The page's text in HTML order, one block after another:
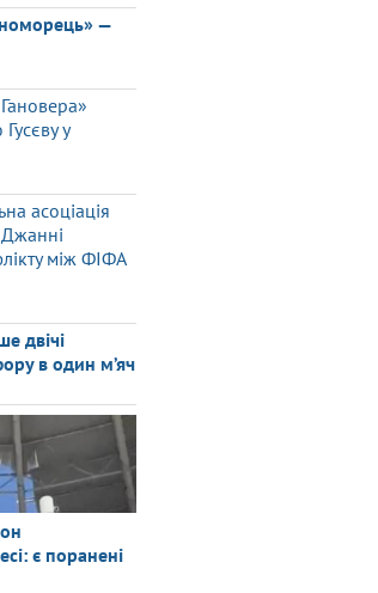
—
у
асоціація
між ФІФА
двічі
в один м’яч
є поранені